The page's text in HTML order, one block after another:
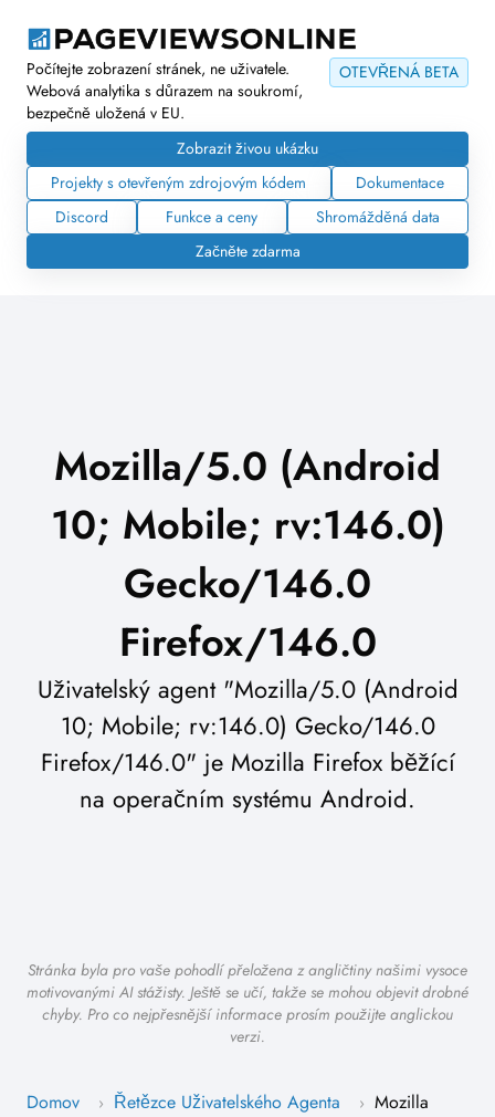
OTEVŘENÁ BETA
Počítejte zobrazení stránek, ne uživatele.
Webová analytika s důrazem na soukromí,
bezpečně uložená v EU.
Zobrazit živou ukázku
Projekty s otevřeným zdrojovým kódem
Dokumentace
Discord
Funkce a ceny
Shromážděná data
Začněte zdarma
Mozilla/5.0 (Android
10; Mobile; rv:146.0)
Gecko/146.0
Firefox/146.0
Uživatelský agent "Mozilla/5.0 (Android
10; Mobile; rv:146.0) Gecko/146.0
Firefox/146.0" je Mozilla Firefox běžící
na operačním systému Android.
Stránka byla pro vaše pohodlí přeložena z angličtiny našimi vysoce
motivovanými AI stážisty. Ještě se učí, takže se mohou objevit drobné
chyby. Pro co nejpřesnější informace prosím použijte anglickou
verzi.
Domov › Řetězce Uživatelského Agenta › Mozilla